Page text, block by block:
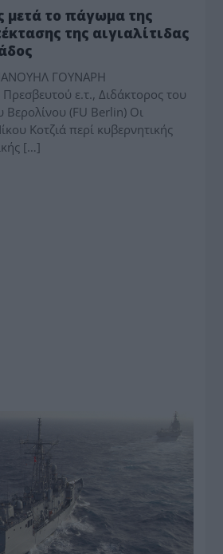
μετά το πάγωμα της
της αιγιαλίτιδας
ΓΟΥΝΑΡΗ
ε.τ., Διδάκτορος του
Βερολίνου (FU Berlin) Οι
Κοτζιά περί κυβερνητικής
[…]